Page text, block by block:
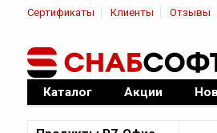
Сертификаты Клиенты Отзывы
Официальный дилер ПО
Каталог Акции